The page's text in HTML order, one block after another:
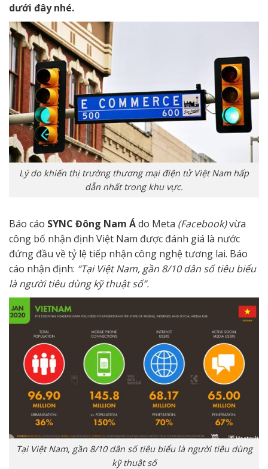
dưới đây nhé.
Lý do khiến thị trường thương mại điện tử Việt Nam hấp
dẫn nhất trong khu vực.
Báo cáo SYNC Đông Nam Ádo Meta (Facebook)vừa
công bố nhận định Việt Nam được đánh giá là nước
đứng đầu về tỷ lệ tiếp nhận công nghệ tương lai. Báo
cáo nhận định: “Tại Việt Nam, gần 8/10 dân số tiêu biểu
là người tiêu dùng kỹ thuật số”.
Tại Việt Nam, gần 8/10 dân số tiêu biểu là người tiêu dùng
kỹ thuật số